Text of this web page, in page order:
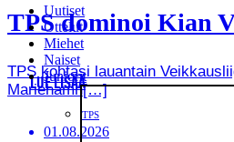
Uutiset
Ottelut
Miehet
Naiset
Juniorit
TPS
TPS dominoi Kian
TPS kohtasi lauantain
Mariehamn[…]
LUE LISÄÄ
01.08.2026